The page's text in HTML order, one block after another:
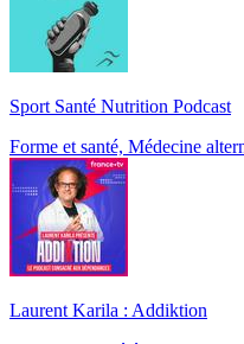
Sport Santé Nutrition Podcast
Forme et santé, Médecine
Laurent Karila : Addiktion